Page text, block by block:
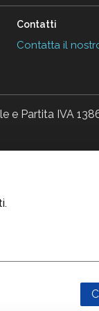
Contatti
Contatta il
e Partita IVA